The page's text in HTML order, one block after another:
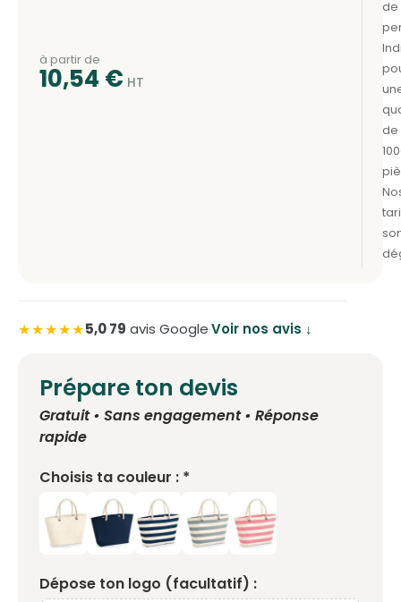
à partir de
10,54 €
★★★★★5,0·79 avis Google·Voir nos avis ↓
Prépare ton devis
Gratuit • Sans engagement • Réponse
rapide
Choisis ta couleur : *
Dépose ton logo (facultatif) :